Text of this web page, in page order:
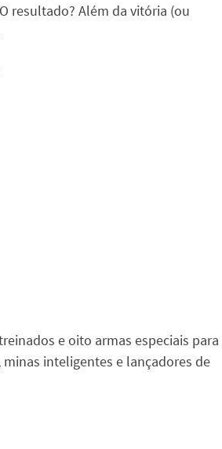
resultado? Além da vitória (ou
e oito armas especiais para
inteligentes e lançadores de